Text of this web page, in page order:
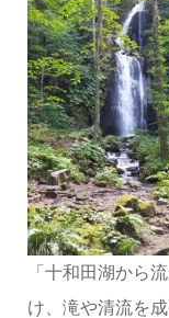
「十和田湖から
け、滝や清流を